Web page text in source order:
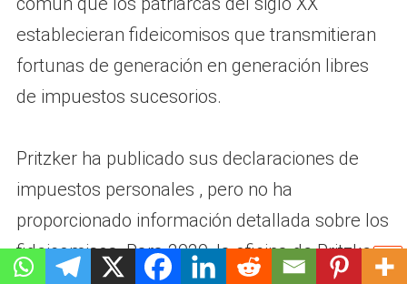
establecieran fideicomisos que transmitieran
fortunas de generación en generación libres
de impuestos sucesorios.
Pritzker ha publicado sus declaraciones de
impuestos personales , pero no ha
proporcionado información detallada sobre los
fideicomisos. Para 2020, la oficina de Pritzker